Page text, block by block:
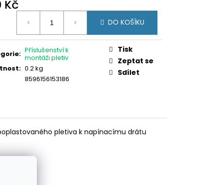
Kč
DO KOŠÍKU
: Příslušenství k
montáži pletiv
: 0.2 kg
8596156153186
Tisk
Zeptat se
Sdílet
pletiva k napínacímu drátu